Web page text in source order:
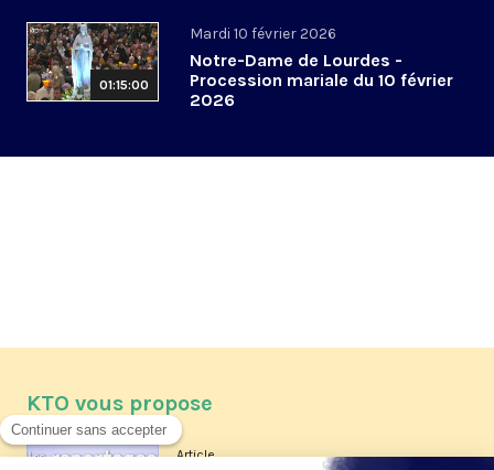
01:15:00
Mardi 10 février 2026
Notre-Dame de Lourdes -
Procession mariale du 10 février
2026
KTO vous propose
Article